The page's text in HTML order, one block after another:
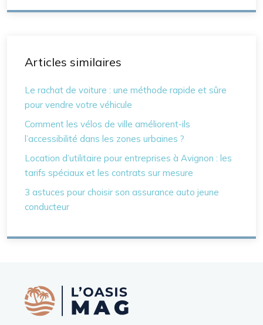
Articles similaires
Le rachat de voiture : une méthode rapide et sûre
pour vendre votre véhicule
Comment les vélos de ville améliorent-ils
l’accessibilité dans les zones urbaines ?
Location d’utilitaire pour entreprises à Avignon : les
tarifs spéciaux et les contrats sur mesure
3 astuces pour choisir son assurance auto jeune
conducteur